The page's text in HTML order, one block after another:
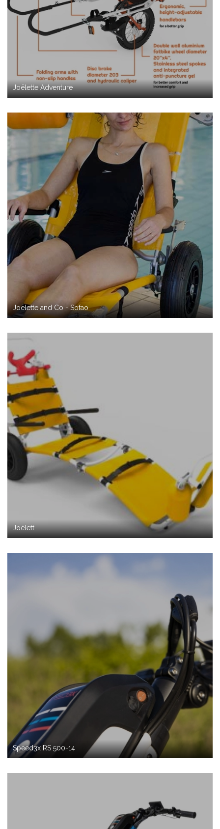
Joëlette Adventure
Joëlette and Co - Sofao
Joëlett
Speed3x RS 500-14